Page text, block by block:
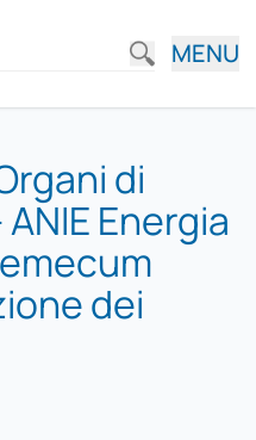
MENU
di
Energia
dei